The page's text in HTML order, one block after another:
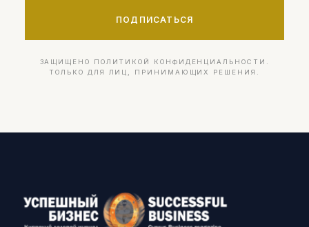
ПОДПИСАТЬСЯ
ЗАЩИЩЕНО ПОЛИТИКОЙ КОНФИДЕНЦИАЛЬНОСТИ.
ТОЛЬКО ДЛЯ ЛИЦ, ПРИНИМАЮЩИХ РЕШЕНИЯ.